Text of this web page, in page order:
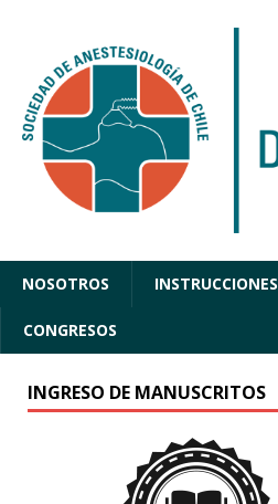
NOSOTROS INSTRUCCIONES
CONGRESOS
INGRESO DE MANUSCRITOS